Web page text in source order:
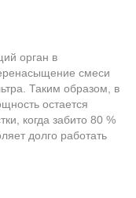
орган в
смеси
Таким образом, в
остается
когда забито 80 %
долго работать